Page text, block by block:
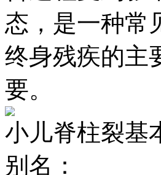
态，是一种常
终身残疾的主
要。
小儿脊柱裂基
别名：